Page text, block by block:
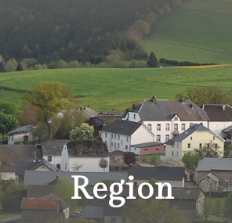
Region